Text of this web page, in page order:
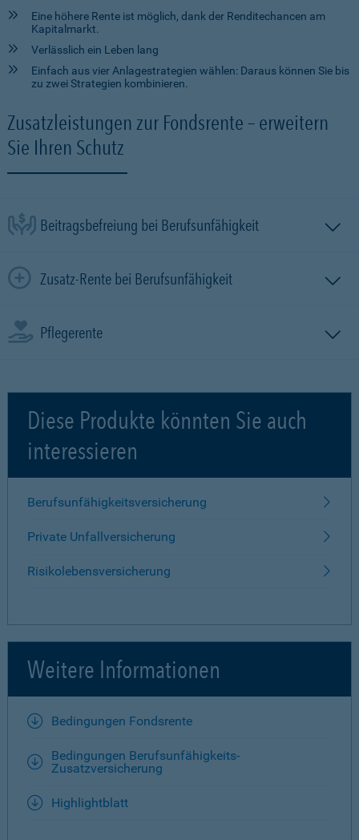
Eine höhere Rente ist möglich, dank der Renditechancen am
Kapitalmarkt.
Verlässlich ein Leben lang
Einfach aus vier Anlagestrategien wählen: Daraus können Sie bis
zu zwei Strategien kombinieren.
Zusatzleistungen zur Fondsrente – erweitern
Sie Ihren Schutz
Beitragsbefreiung bei Berufsunfähigkeit
Zusatz-Rente bei Berufsunfähigkeit
Pflegerente
Diese Produkte könnten Sie auch
interessieren
Berufsunfähigkeitsversicherung
Private Unfallversicherung
Risikolebensversicherung
Weitere Informationen
Bedingungen Fondsrente
Bedingungen Berufsunfähigkeits-
Zusatzversicherung
Highlightblatt